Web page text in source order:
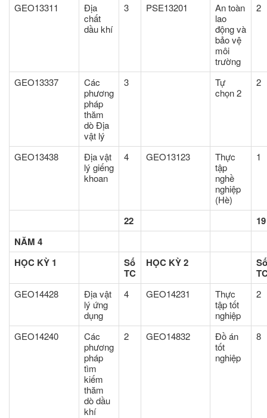
GEO13311
Địa
chất
dầu khí
3 PSE13201
An toàn
lao
động và
bảo vệ
môi
trường
2
GEO13337
Các
phương
pháp
thăm
dò Địa
vật lý
3
Tự
chọn 2
2
GEO13438
Địa vật
lý giếng
khoan
4 GEO13123
Thực
tập
nghề
nghiệp
(Hè)
1
22
19
NĂM 4
HỌC KỲ 1
Số
TC
HỌC KỲ 2
Số
GEO14428
Địa vật
lý ứng
dụng
4 GEO14231
Thực
tập tốt
nghiệp
2
GEO14240
Các
phương
pháp
tìm
kiếm
thăm
dò dầu
khí
2 GEO14832
Đồ án
tốt
nghiệp
8